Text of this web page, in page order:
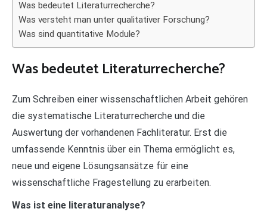
Was bedeutet Literaturrecherche?
Was versteht man unter qualitativer Forschung?
Was sind quantitative Module?
Was bedeutet Literaturrecherche?
Zum Schreiben einer wissenschaftlichen Arbeit gehören
die systematische Literaturrecherche und die
Auswertung der vorhandenen Fachliteratur. Erst die
umfassende Kenntnis über ein Thema ermöglicht es,
neue und eigene Lösungsansätze für eine
wissenschaftliche Fragestellung zu erarbeiten.
Was ist eine literaturanalyse?